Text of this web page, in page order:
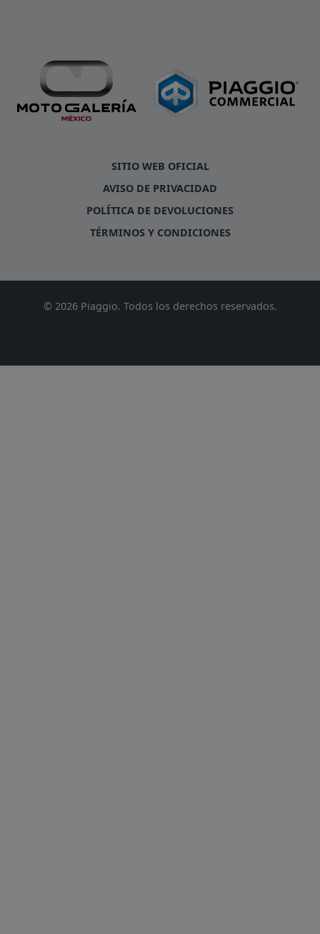
SITIO WEB OFICIAL
AVISO DE PRIVACIDAD
POLÍTICA DE DEVOLUCIONES
TÉRMINOS Y CONDICIONES
© 2026 Piaggio. Todos los derechos reservados.